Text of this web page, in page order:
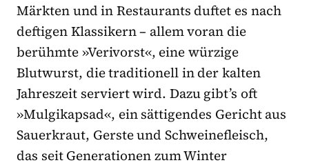
Märkten und in Restaurants duftet es nach
deftigen Klassikern – allem voran die
berühmte »Verivorst«, eine würzige
Blutwurst, die traditionell in der kalten
Jahreszeit serviert wird. Dazu gibt’s oft
»Mulgikapsad«, ein sättigendes Gericht aus
Sauerkraut, Gerste und Schweinefleisch,
das seit Generationen zum Winter